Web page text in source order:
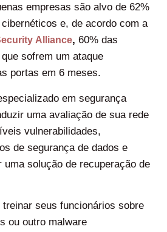
empresas são alvo de 62%
e, de acordo com a
Alliance, 60% das
sofrem um ataque
portas em 6 meses.
em segurança
uma avaliação de sua rede
vulnerabilidades,
de segurança de dados e
uma solução de recuperação de
treinar seus funcionários sobre
ou outro malware